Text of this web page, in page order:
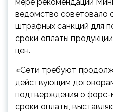
ведомство советовало
штрафных санкций для
сроки оплаты
цен.
«Сети требуют
действующим
подтверждения о
сроки оплаты,